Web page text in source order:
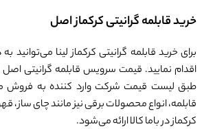
خرید قابلمه گرانیتی کرکماز اصل
برای خرید قابلمه گرانیتی کرکماز لینا
اقدام نمایید. قیمت سرویس قابلمه گرانیتی اصل
طبق لیست قیمت شرکت وارد کننده به فروش
قابلمه، انواع محصولات برقی نیز مانند چای ساز،
کرکماز در باما کالا ارائه می‌شود.